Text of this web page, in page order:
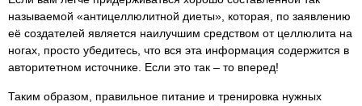
называемой «антицеллюлитной диеты», которая, по заявлению
её создателей является наилучшим средством от целлюлита на
ногах, просто убедитесь, что вся эта информация содержится в
авторитетном источнике. Если это так – то вперед!
Таким образом, правильное питание и тренировка нужных